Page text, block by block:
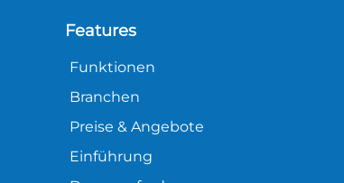
Features
Funktionen
Branchen
Preise & Angebote
Einführung